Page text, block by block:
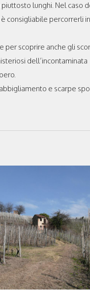
lunghi. Nel caso
è consigliabile percorrerli
per scoprire anche gli
dell’incontaminata
e scarpe